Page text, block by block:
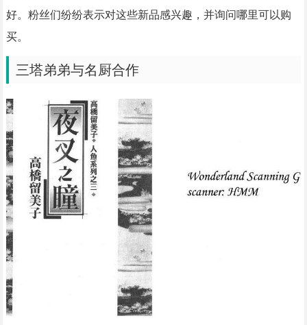
好。粉丝们纷纷表示对这些新品感兴趣，并询问哪里可以购
买。
三塔弟弟与名厨合作